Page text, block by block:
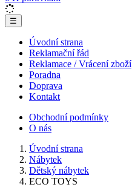
☰
Úvodní strana
Reklamační řád
Reklamace / Vrácení zboží
Poradna
Doprava
Kontakt
Obchodní podmínky
O nás
Úvodní strana
Nábytek
Dětský nábytek
ECO TOYS